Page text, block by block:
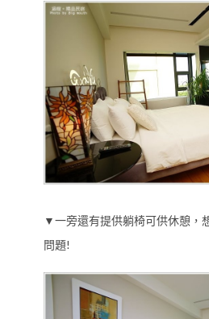
▼一旁還有提供躺椅可供休憩，
問題!